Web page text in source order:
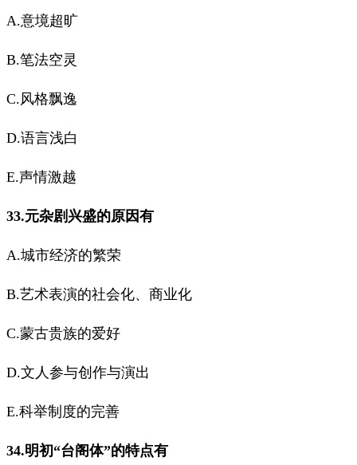
A.意境超旷
B.笔法空灵
C.风格飘逸
D.语言浅白
E.声情激越
33.元杂剧兴盛的原因有
A.城市经济的繁荣
B.艺术表演的社会化、商业化
C.蒙古贵族的爱好
D.文人参与创作与演出
E.科举制度的完善
34.明初“台阁体”的特点有